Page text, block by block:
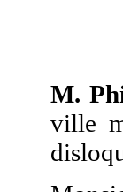
M.
ville